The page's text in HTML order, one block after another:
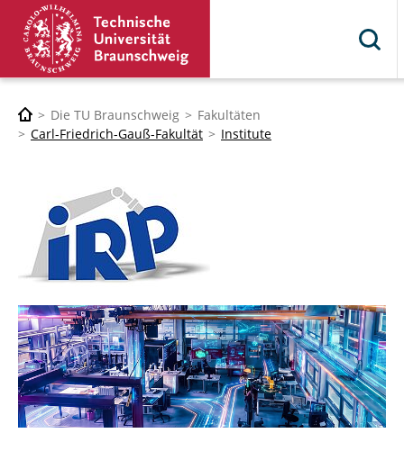
Die TU Braunschweig
Fakultäten
Carl-Friedrich-Gauß-Fakultät
Institute